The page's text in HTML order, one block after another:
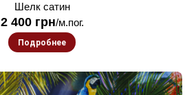
Шелк сатин
2 400 грн/м.пог.
Подробнее